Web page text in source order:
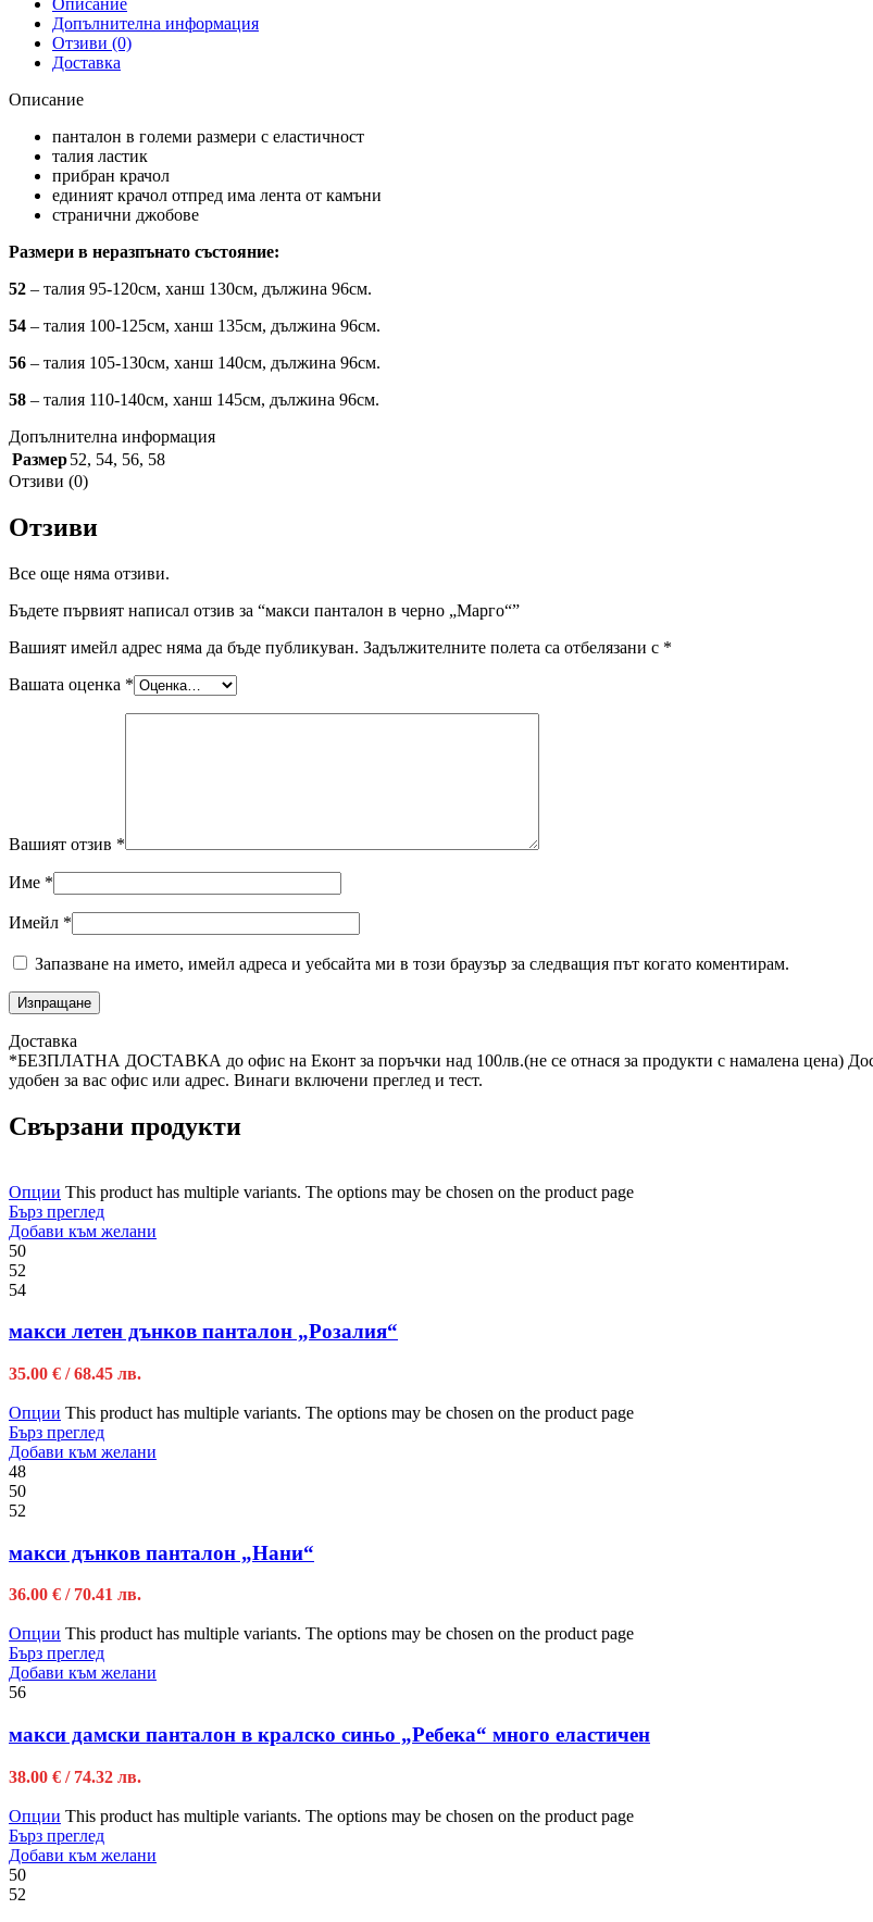
Описание
Допълнителна информация
Отзиви (0)
Доставка
Описание
панталон в големи размери с еластичност
талия ластик
прибран крачол
единият крачол отпред има лента от камъни
странични джобове
Размери в неразпънато състояние:
52 – талия 95-120см, ханш 130см, дължина 96см.
54 – талия 100-125см, ханш 135см, дължина 96см.
56 – талия 105-130см, ханш 140см, дължина 96см.
58 – талия 110-140см, ханш 145см, дължина 96см.
Допълнителна информация
Размер52, 54, 56, 58
Отзиви (0)
Отзиви
Все още няма отзиви.
Бъдете първият написал отзив за “макси панталон в черно „Марго“”
Вашият имейл адрес няма да бъде публикуван. Задължителните полета са отбелязани с *
Вашата оценка *
Вашият отзив *
Име *
Имейл *
Запазване на името, имейл адреса и уебсайта ми в този браузър за следващия път когато коментирам.
Доставка
*БЕЗПЛАТНА ДОСТАВКА до офис на Еконт за поръчки над 100лв.(не се отнася за продукти с намалена цена)
удобен за вас офис или адрес. Винаги включени преглед и тест.
Свързани продукти
Опции This product has multiple variants. The options may be chosen on the product page
Бърз преглед
Добави към желани
50
52
54
макси летен дънков панталон „Розалия“
35.00 € / 68.45 лв.
Опции This product has multiple variants. The options may be chosen on the product page
Бърз преглед
Добави към желани
48
50
52
макси дънков панталон „Нани“
36.00 € / 70.41 лв.
Опции This product has multiple variants. The options may be chosen on the product page
Бърз преглед
Добави към желани
56
макси дамски панталон в кралско синьо „Ребека“ много еластичен
38.00 € / 74.32 лв.
Опции This product has multiple variants. The options may be chosen on the product page
Бърз преглед
Добави към желани
50
52